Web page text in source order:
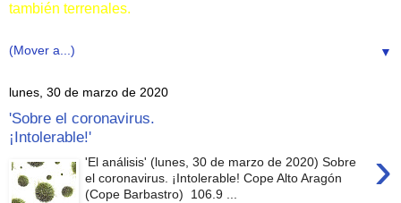
también terrenales.
▼
lunes, 30 de marzo de 2020
'Sobre el coronavirus.
¡Intolerable!'
›
'El análisis' (lunes, 30 de marzo de 2020) Sobre
el coronavirus. ¡Intolerable! Cope Alto Aragón
(Cope Barbastro) 106.9 ...